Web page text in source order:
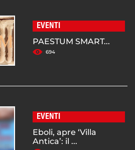
EVENTI
PAESTUM SMART...
694
EVENTI
Eboli, apre ‘Villa
Antica’: il ...